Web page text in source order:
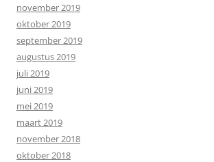
november 2019
oktober 2019
september 2019
augustus 2019
juli 2019
juni 2019
mei 2019
maart 2019
november 2018
oktober 2018